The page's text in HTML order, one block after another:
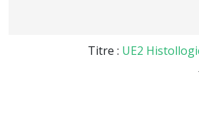
Titre : UE2